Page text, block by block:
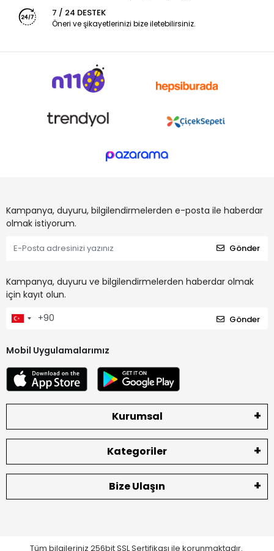
7 / 24 DESTEK
Öneri ve şikayetlerinizi bize iletebilirsiniz.
Kampanya, duyuru, bilgilendirmelerden e-posta ile haberdar
olmak istiyorum.
Gönder
Kampanya, duyuru ve bilgilendirmelerden haberdar olmak
için kayıt olun.
Gönder
Mobil Uygulamalarımız
Kurumsal
Kategoriler
Bize Ulaşın
Tüm bilgileriniz 256bit SSL Sertifikası ile korunmaktadır.